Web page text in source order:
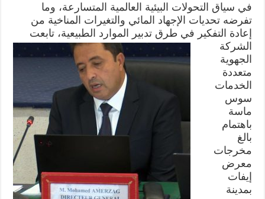
في سياق التحولات البيئية العالمية المتسارعة، وما
تفرضه تحديات الإجهاد المائي والتغيرات المناخية من
إعادة التفكير في طرق تدبير الموارد الطبيعية، تابعت
الشركة
الجهوية
متعددة
الخدمات
سوس
ماسة
باهتمام
بالغ
مخرجات
معرض
إيفات
بمدينة